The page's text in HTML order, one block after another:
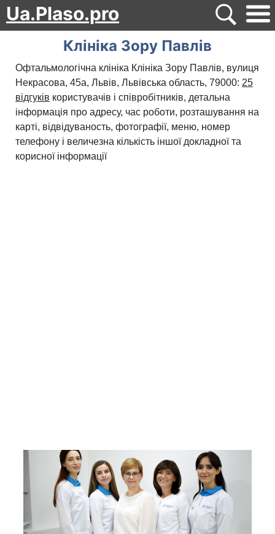
Ua.Plaso.pro
Клініка Зору Павлів
Офтальмологічна клініка Клініка Зору Павлів, вулиця
Некрасова, 45а, Львів, Львівська область, 79000: 25
відгуків користувачів і співробітників, детальна
інформація про адресу, час роботи, розташування на
карті, відвідуваность, фотографії, меню, номер
телефону і величезна кількість іншої докладної та
корисної інформації